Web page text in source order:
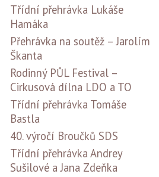
Třídní přehrávka Lukáše
Hamáka
Přehrávka na soutěž – Jarolím
Škanta
Rodinný PŮL Festival –
Cirkusová dílna LDO a TO
Třídní přehrávka Tomáše
Bastla
40. výročí Broučků SDS
Třídní přehrávka Andrey
Sušilové a Jana Zdeňka